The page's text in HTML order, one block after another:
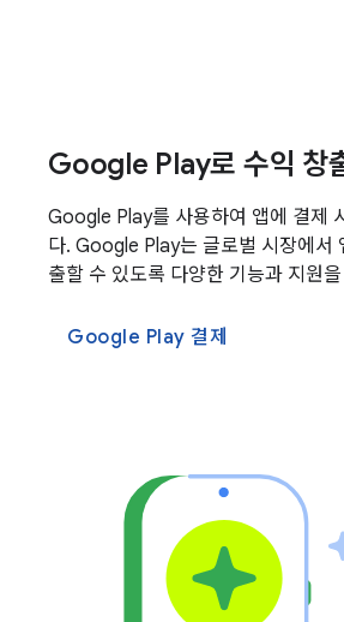
Google Play로 수익 창
Google Play를 사용하여 앱에 결제
다. Google Play는 글로벌 시장에서
출할 수 있도록 다양한 기능과 지원
Google Play 결제